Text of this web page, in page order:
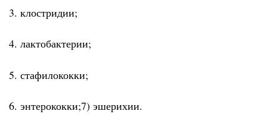
3. клостридии;
4. лактобактерии;
5. стафилококки;
6. энтерококки;7) эшерихии.